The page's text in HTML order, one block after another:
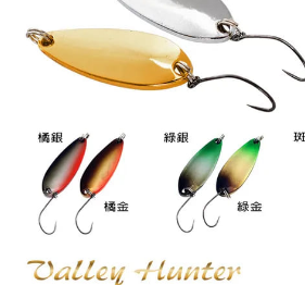
４．使用「AFTEE先享後付」時，將依據個別
時審查核予不同之上限額度；若仍有額度不足
請求用戶進行身份認證。
５．嚴禁一人註冊多個帳號或使用他人資訊註
恩沛科技股份有限公司將有權停止該用戶之使
貨到付款（門市自取請勿下單，請聯繫客服
每筆NT$200，滿NT$3,000(含以上)免運費
國家/地區配送(**下單前請私訊客服確認實